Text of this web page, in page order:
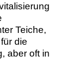
Teiche,
die
aber oft in